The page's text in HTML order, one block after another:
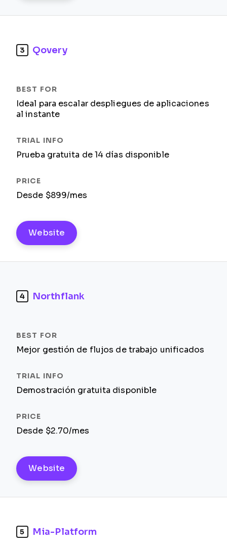
3 Qovery
Ideal para escalar despliegues de aplicaciones
al instante
Prueba gratuita de 14 días disponible
Desde $899/mes
Website
4 Northflank
Mejor gestión de flujos de trabajo unificados
Demostración gratuita disponible
Desde $2.70/mes
Website
5 Mia-Platform